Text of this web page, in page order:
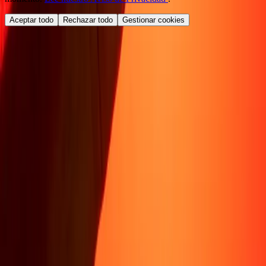
Aceptar todo Rechazar todo Gestionar cookies